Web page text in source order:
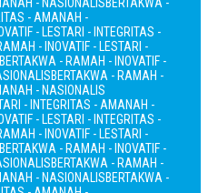
- AMANAH -
- LESTARI - INTEGRITAS -
- INOVATIF - LESTARI -
BERTAKWA - RAMAH - INOVATIF -
BERTAKWA - RAMAH -
- NASIONALIS
- INTEGRITAS - AMANAH -
- LESTARI - INTEGRITAS -
- INOVATIF - LESTARI -
BERTAKWA - RAMAH - INOVATIF -
BERTAKWA - RAMAH -
- NASIONALISBERTAKWA -